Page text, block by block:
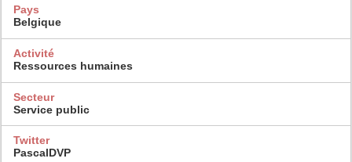
Pays
Belgique
Activité
Ressources humaines
Secteur
Service public
Twitter
PascalDVP